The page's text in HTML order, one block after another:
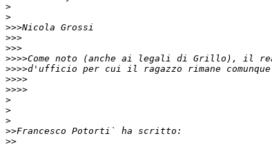
>
>
>>>
>>>
>>>
>>>>
>>>>
>>>>
>>>>
>
>
>
>>
>>